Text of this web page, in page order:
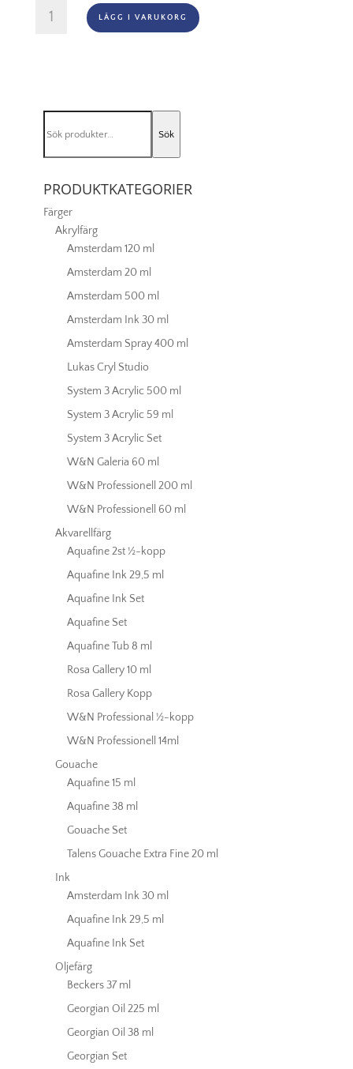
(vattenlöslig)
red
hue
LÄGG I VARUKORG
efter:
Sök
PRODUKTKATEGORIER
Färger
Akrylfärg
Amsterdam 120 ml
Amsterdam 20 ml
Amsterdam 500 ml
Amsterdam Ink 30 ml
Amsterdam Spray 400 ml
Lukas Cryl Studio
System 3 Acrylic 500 ml
System 3 Acrylic 59 ml
System 3 Acrylic Set
W&N Galeria 60 ml
W&N Professionell 200 ml
W&N Professionell 60 ml
Akvarellfärg
Aquafine 2st ½-kopp
Aquafine Ink 29,5 ml
Aquafine Ink Set
Aquafine Set
Aquafine Tub 8 ml
Rosa Gallery 10 ml
Rosa Gallery Kopp
W&N Professional ½-kopp
W&N Professionell 14ml
Gouache
Aquafine 15 ml
Aquafine 38 ml
Gouache Set
Talens Gouache Extra Fine 20 ml
Ink
Amsterdam Ink 30 ml
Aquafine Ink 29,5 ml
Aquafine Ink Set
Oljefärg
Beckers 37 ml
Georgian Oil 225 ml
Georgian Oil 38 ml
Georgian Set